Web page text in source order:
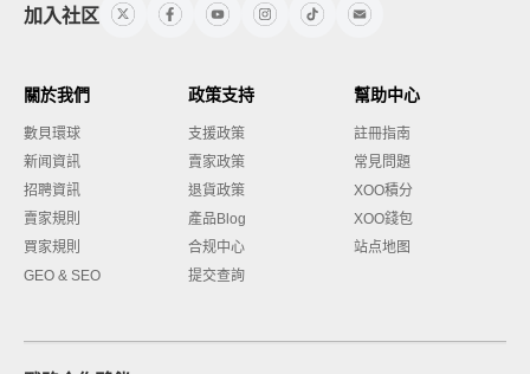
加入社区
關於我們
數貝環球
新闻資訊
招聘資訊
賣家規則
買家規則
GEO & SEO
政策支持
支援政策
賣家政策
退貨政策
產品Blog
合规中心
提交查詢
幫助中心
註冊指南
常見問題
XOO積分
XOO錢包
站点地图